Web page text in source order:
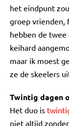
het eindpunt
groep vrienden,
hebben de
keihard
maar ik moest
ze de skeelers
Twintig dagen
Het duo is
niet altijd